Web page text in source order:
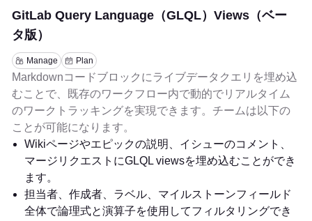
GitLab Query Language（GLQL）Views（ベー
タ版）
Manage Plan
Markdownコードブロックにライブデータクエリを埋め込
むことで、既存のワークフロー内で動的でリアルタイム
のワークトラッキングを実現できます。チームは以下の
ことが可能になります。
Wikiページやエピックの説明、イシューのコメント、
マージリクエストにGLQL viewsを埋め込むことができ
ます。
担当者、作成者、ラベル、マイルストーンフィールド
全体で論理式と演算子を使用してフィルタリングでき